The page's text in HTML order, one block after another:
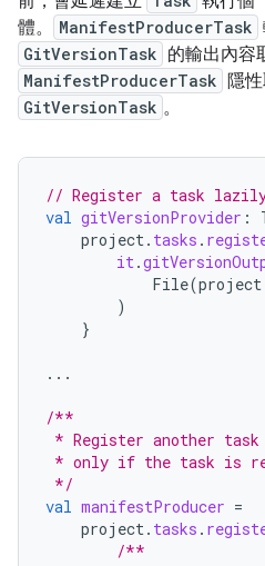
體。
ManifestProducerTask
GitVersionTask 的輸出內容
ManifestProducerTask 隱
GitVersionTask 。
// Register a task
val gitVersionProvider :
project. tasks .
it.
File(project
)
}
...
/**
* Register another
* only if the task is
*/
val manifestProducer =
project. tasks .
/**